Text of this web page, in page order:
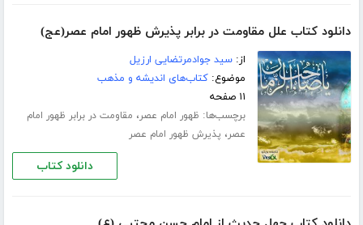
دانلود کتاب علل مقاومت در برابر پذیرش ظهور امام عصر(عج)
از:سید جوادمرتضایی ارزیل
موضوع:کتاب‌های اندیشه و مذهب
۱۱ صفحه
برچسب‌ها: ظهور امام عصر، مقاومت در برابر ظهور امام
عصر، پذیرش ظهور امام عصر
دانلود کتاب